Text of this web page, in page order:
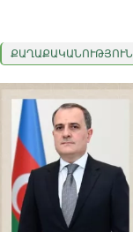
ՔԱՂԱՔԱԿԱՆՈՒԹՅՈՒՆ